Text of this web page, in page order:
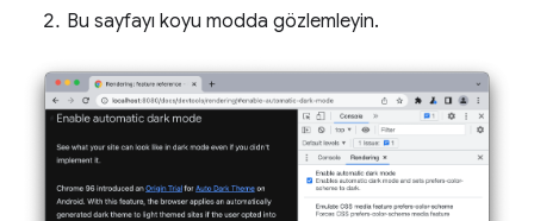
Bu sayfayı koyu modda gözlemleyin.